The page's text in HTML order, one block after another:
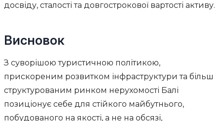
досвіду, сталості та довгострокової вартості активу.
Висновок
З суворішою туристичною політикою,
прискореним розвитком інфраструктури та більш
структурованим ринком нерухомості Балі
позиціонує себе для стійкого майбутнього,
побудованого на якості, а не на обсязі,